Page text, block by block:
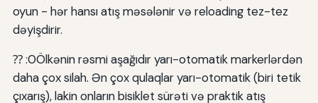
oyun - hər hansı atış məsələnir və reloading tez-tez
dəyişdirir.
⁇ :0Ölkənin rəsmi aşağıdır yarı-otomatik markerlərdən
daha çox silah. Ən çox qulaqlar yarı-otomatik (biri tetik
çıxarış), lakin onların bisiklet sürəti və praktik atış